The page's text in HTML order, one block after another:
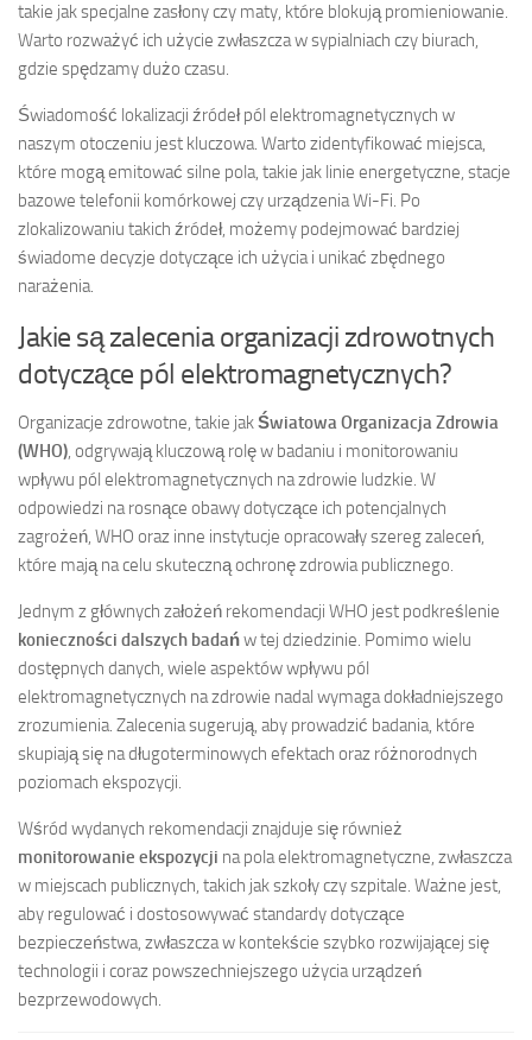
takie jak specjalne zasłony czy maty, które blokują promieniowanie.
Warto rozważyć ich użycie zwłaszcza w sypialniach czy biurach,
gdzie spędzamy dużo czasu.
Świadomość lokalizacji źródeł pól elektromagnetycznych w
naszym otoczeniu jest kluczowa. Warto zidentyfikować miejsca,
które mogą emitować silne pola, takie jak linie energetyczne, stacje
bazowe telefonii komórkowej czy urządzenia Wi-Fi. Po
zlokalizowaniu takich źródeł, możemy podejmować bardziej
świadome decyzje dotyczące ich użycia i unikać zbędnego
narażenia.
Jakie są zalecenia organizacji zdrowotnych
dotyczące pól elektromagnetycznych?
Organizacje zdrowotne, takie jakŚwiatowa Organizacja Zdrowia
(WHO), odgrywają kluczową rolę w badaniu i monitorowaniu
wpływu pól elektromagnetycznych na zdrowie ludzkie. W
odpowiedzi na rosnące obawy dotyczące ich potencjalnych
zagrożeń, WHO oraz inne instytucje opracowały szereg zaleceń,
które mają na celu skuteczną ochronę zdrowia publicznego.
Jednym z głównych założeń rekomendacji WHO jest podkreślenie
konieczności dalszych badańw tej dziedzinie. Pomimo wielu
dostępnych danych, wiele aspektów wpływu pól
elektromagnetycznych na zdrowie nadal wymaga dokładniejszego
zrozumienia. Zalecenia sugerują, aby prowadzić badania, które
skupiają się na długoterminowych efektach oraz różnorodnych
poziomach ekspozycji.
Wśród wydanych rekomendacji znajduje się również
monitorowanie ekspozycji na pola elektromagnetyczne, zwłaszcza
w miejscach publicznych, takich jak szkoły czy szpitale. Ważne jest,
aby regulować i dostosowywać standardy dotyczące
bezpieczeństwa, zwłaszcza w kontekście szybko rozwijającej się
technologii i coraz powszechniejszego użycia urządzeń
bezprzewodowych.